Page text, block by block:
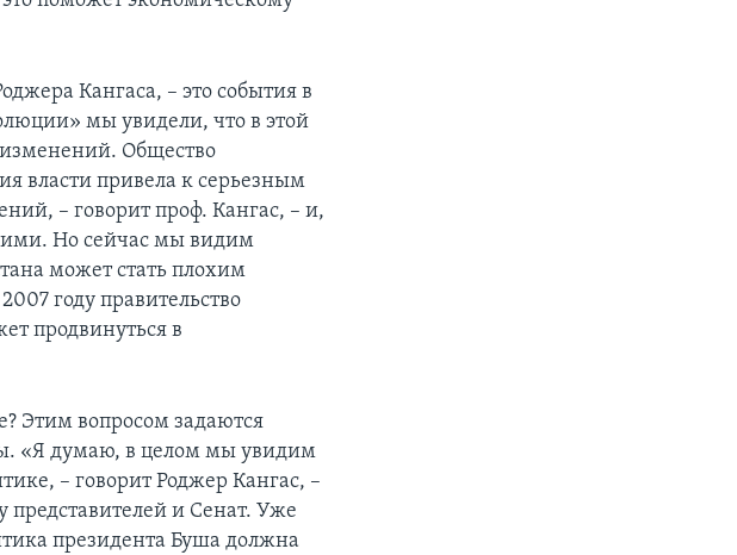
Кангаса, – это события в
мы увидели, что в этой
Общество
власти привела к серьезным
– говорит проф. Кангас, – и,
Но сейчас мы видим
может стать плохим
году правительство
продвинуться в
Этим вопросом задаются
«Я думаю, в целом мы увидим
– говорит Роджер Кангас, –
представителей и Сенат. Уже
президента Буша должна